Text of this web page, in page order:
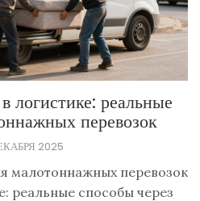
логистике: реальные
перевозок
2025
малотоннажных перевозок
реальные способы через